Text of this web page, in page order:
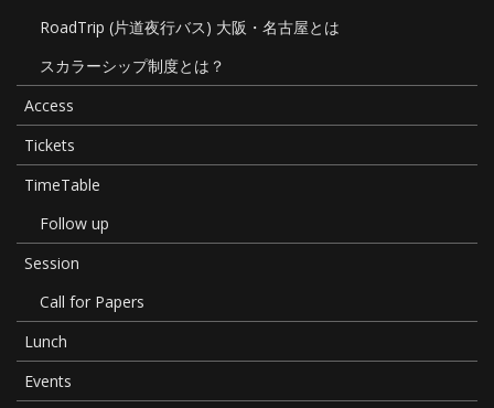
RoadTrip (片道夜行バス) 大阪・名古屋とは
スカラーシップ制度とは？
Access
Tickets
TimeTable
Follow up
Session
Call for Papers
Lunch
Events